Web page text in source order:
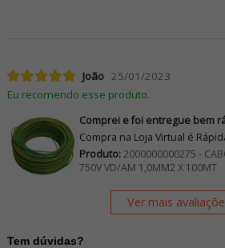
João 25/01/2023
Eu recomendo esse produto.
Comprei e foi entregue bem
Compra na Loja Virtual é
Produto:2000000000275 -
750V VD/AM 1,0MM2 X 100MT
Ver mais
Tem dúvidas?